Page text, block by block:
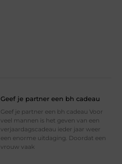
Geef je partner een bh cadeau
Geef je partner een bh cadeau Voor
veel mannen is het geven van een
verjaardagscadeau ieder jaar weer
een enorme uitdaging. Doordat een
vrouw vaak